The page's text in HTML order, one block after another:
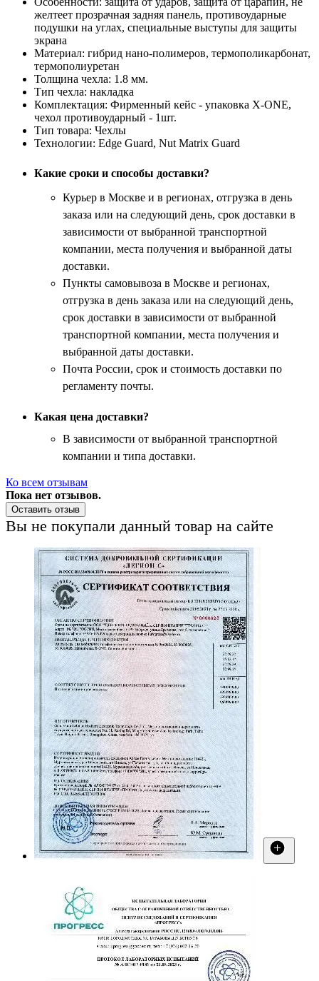
желтеет прозрачная задняя панель, противоударные
подушки на углах, специальные выступы для защиты
экрана
Материал: гибрид нано-полимеров, термополикарбонат,
термополиуретан
Толщина чехла: 1.8 мм.
Тип чехла: накладка
Комплектация: Фирменный кейс - упаковка X-ONE,
чехол противоударный - 1шт.
Тип товара: Чехлы
Технологии: Edge Guard, Nut Matrix Guard
Какие сроки и способы доставки?
Курьер в Москве и в регионах, отгрузка в день
заказа или на следующий день, срок доставки в
зависимости от выбранной транспортной
компании, места получения и выбранной даты
доставки.
Пункты самовывоза в Москве и регионах,
отгрузка в день заказа или на следующий день,
срок доставки в зависимости от выбранной
транспортной компании, места получения и
выбранной даты доставки.
Почта России, срок и стоимость доставки по
регламенту почты.
Какая цена доставки?
В зависимости от выбранной транспортной
компании и типа доставки.
Ко всем отзывам
Пока нет отзывов.
Оставить отзыв
Вы не покупали данный товар на сайте